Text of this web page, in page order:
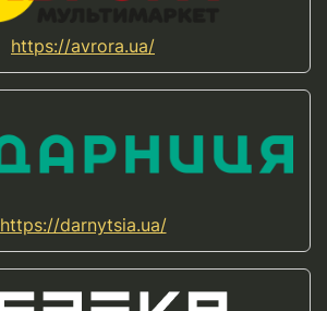
https://avrora.ua/
https://darnytsia.ua/